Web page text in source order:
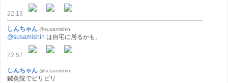
22:13
しんちゃん @susamishin
@susamishin は自宅に居るかも。
22:57
しんちゃん @susamishin
鍼灸院でビリビリ